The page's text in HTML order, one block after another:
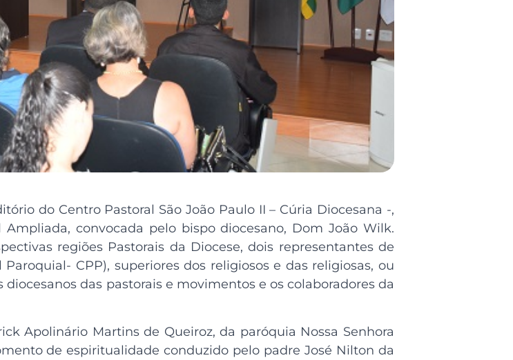
do Centro Pastoral São João Paulo II – Cúria Diocesana -,
convocada pelo bispo diocesano, Dom João Wilk.
regiões Pastorais da Diocese, dois representantes de
CPP), superiores dos religiosos e das religiosas, ou
das pastorais e movimentos e os colaboradores da
Apolinário Martins de Queiroz, da paróquia Nossa Senhora
de espiritualidade conduzido pelo padre José Nilton da